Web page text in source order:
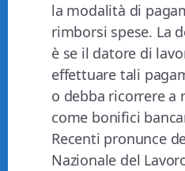
la modalità di
rimborsi spese. La
è se il datore di
effettuare tali
o debba ricorrere a
come bonifici
Recenti pronunce
Nazionale del